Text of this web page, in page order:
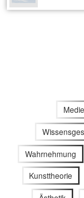
Wahrnehmung
Kunsttheorie